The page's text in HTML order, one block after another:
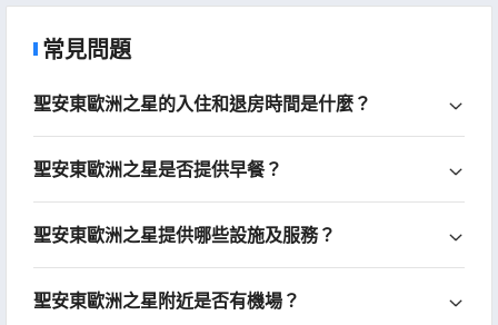
常見問題
聖安東歐洲之星的入住和退房時間是什麼？
聖安東歐洲之星是否提供早餐？
聖安東歐洲之星提供哪些設施及服務？
聖安東歐洲之星附近是否有機場？